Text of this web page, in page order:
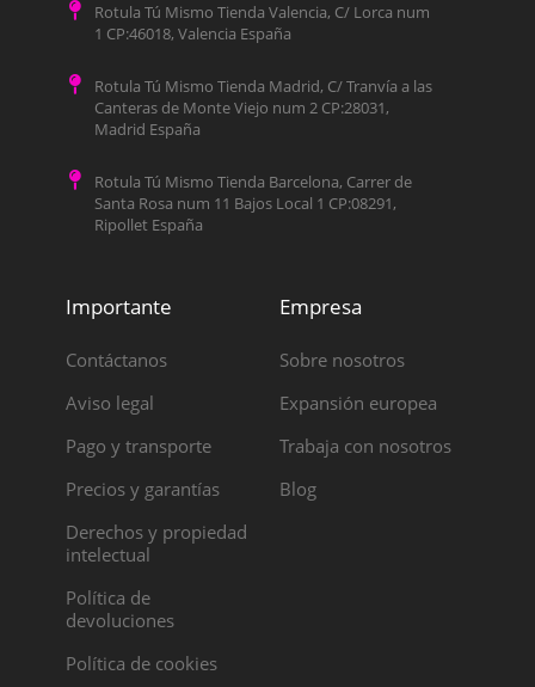
Rotula Tú Mismo Tienda Valencia, C/ Lorca num
1 CP:46018, Valencia España
Rotula Tú Mismo Tienda Madrid, C/ Tranvía a las
Canteras de Monte Viejo num 2 CP:28031,
Madrid España
Rotula Tú Mismo Tienda Barcelona, Carrer de
Santa Rosa num 11 Bajos Local 1 CP:08291,
Ripollet España
Importante
Contáctanos
Aviso legal
Pago y transporte
Precios y garantías
Derechos y propiedad
intelectual
Política de
devoluciones
Política de cookies
Empresa
Sobre nosotros
Expansión europea
Trabaja con nosotros
Blog